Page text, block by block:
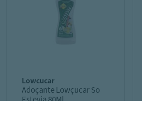
lowcucar
Adoçante Lowçucar So
Estevia 80Ml